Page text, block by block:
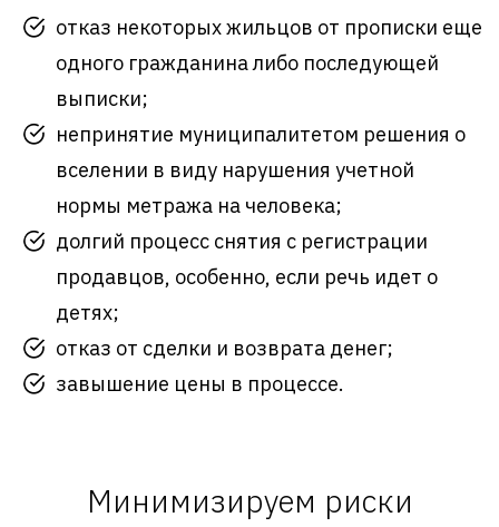
отказ некоторых жильцов от прописки еще
одного гражданина либо последующей
выписки;
непринятие муниципалитетом решения о
вселении в виду нарушения учетной
нормы метража на человека;
долгий процесс снятия с регистрации
продавцов, особенно, если речь идет о
детях;
отказ от сделки и возврата денег;
завышение цены в процессе.
Минимизируем риски